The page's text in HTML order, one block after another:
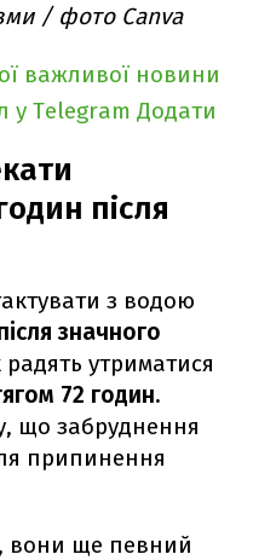
/ фото Canva
важливої новини
у Telegram Додати
після
з водою
значного
радять утриматися
72 годин.
що забруднення
припинення
вони ще певний